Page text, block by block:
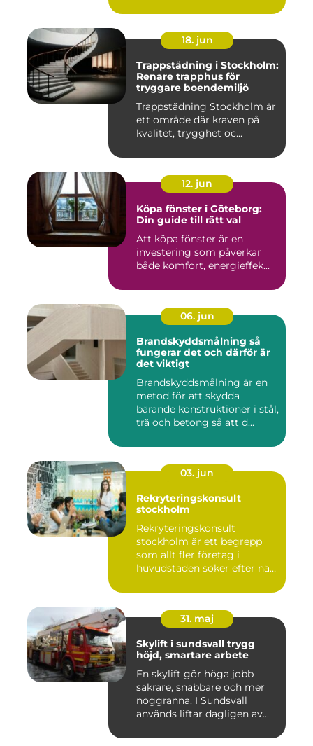
18. jun
Trappstädning i Stockholm:
Renare trapphus för
tryggare boendemiljö
Trappstädning Stockholm är
ett område där kraven på
kvalitet, trygghet oc...
12. jun
Köpa fönster i Göteborg:
Din guide till rätt val
Att köpa fönster är en
investering som påverkar
både komfort, energieffek...
06. jun
Brandskyddsmålning så
fungerar det och därför är
det viktigt
Brandskyddsmålning är en
metod för att skydda
bärande konstruktioner i stål,
trä och betong så att d...
03. jun
Rekryteringskonsult
stockholm
Rekryteringskonsult
stockholm är ett begrepp
som allt fler företag i
huvudstaden söker efter när
31. maj
Skylift i sundsvall trygg
höjd, smartare arbete
En skylift gör höga jobb
säkrare, snabbare och mer
noggranna. I Sundsvall
används liftar dagligen av...